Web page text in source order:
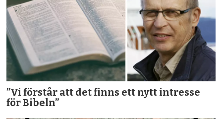
”Vi förstår att det finns ett nytt intresse
för Bibeln”